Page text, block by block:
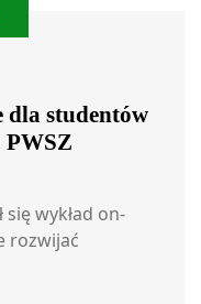
dla studentów
wykład on-
rozwijać